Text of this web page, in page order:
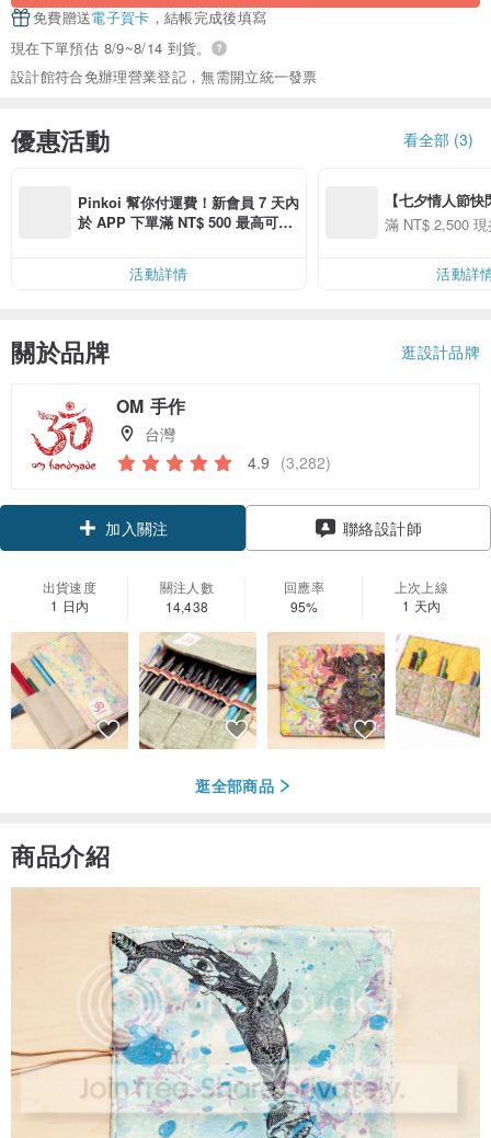
免費贈送電子賀卡 ，結帳完成後填寫
現在下單預估 8/9~8/14 到貨。
設計館符合免辦理營業登記，無需開立統一發票
優惠活動 看全部 (3)
Pinkoi 幫你付運費！新會員 7 天內
於 APP 下單滿 NT$ 500 最高可折
活動詳情
【七夕情人節
用 APP 購買任
滿 NT$ 2,500
活動詳
關於品牌 逛設計品牌
OM 手作
台灣
4.9 (3,282)
加入關注 聯絡設計師
出貨速度
1 日內
關注人數
14,438
回應率
95%
上次上線
1 天內
逛全部商品
商品介紹